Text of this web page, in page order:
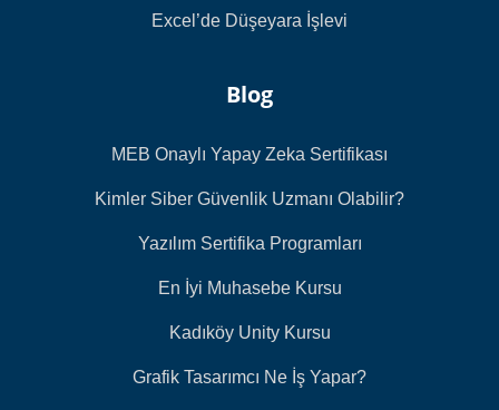
Excel’de Düşeyara İşlevi
Blog
MEB Onaylı Yapay Zeka Sertifikası
Kimler Siber Güvenlik Uzmanı Olabilir?
Yazılım Sertifika Programları
En İyi Muhasebe Kursu
Kadıköy Unity Kursu
Grafik Tasarımcı Ne İş Yapar?